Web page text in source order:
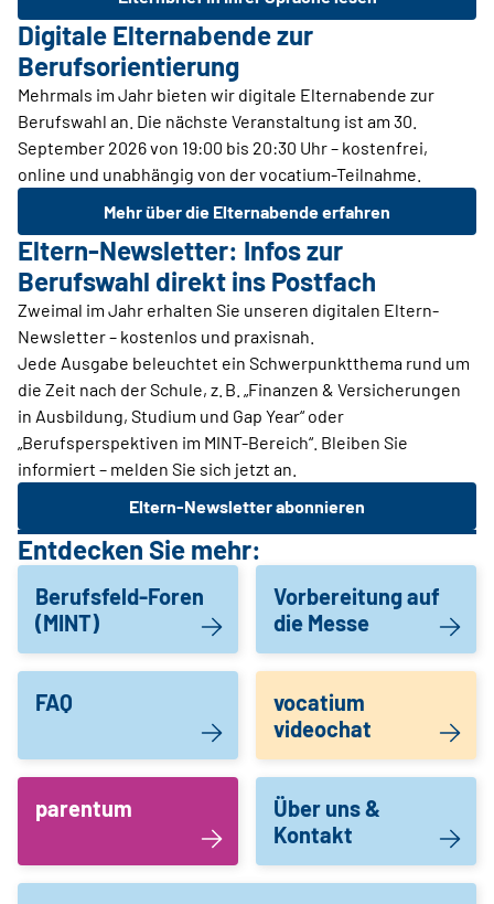
Digitale Elternabende zur
Berufsorientierung
Mehrmals im Jahr bieten wir digitale Elternabende zur
Berufswahl an. Die nächste Veranstaltung ist am 30.
September 2026 von 19:00 bis 20:30 Uhr – kostenfrei,
online und unabhängig von der vocatium-Teilnahme.
Mehr über die Elternabende erfahren
Eltern-Newsletter: Infos zur
Berufswahl direkt ins Postfach
Zweimal im Jahr erhalten Sie unseren digitalen Eltern-
Newsletter – kostenlos und praxisnah.
Jede Ausgabe beleuchtet ein Schwerpunktthema rund um
die Zeit nach der Schule, z. B. „Finanzen & Versicherungen
in Ausbildung, Studium und Gap Year“ oder
„Berufsperspektiven im MINT-Bereich“. Bleiben Sie
informiert – melden Sie sich jetzt an.
Eltern-Newsletter abonnieren
Entdecken Sie mehr:
Berufsfeld-Foren
(MINT)
Vorbereitung auf
die Messe
FAQ
vocatium
videochat
parentum
Über uns &
Kontakt